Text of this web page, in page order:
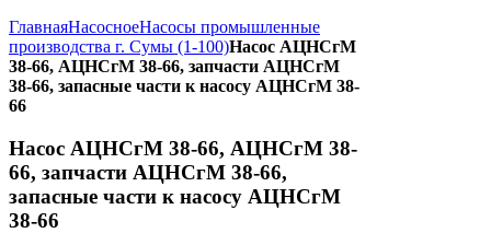
ГлавнаяНасосноеНасосы промышленные
производства г. Сумы (1-100)Насос АЦНСгМ
38-66, АЦНСгМ 38-66, запчасти АЦНСгМ
38-66, запасные части к насосу АЦНСгМ 38-
66
Насос АЦНСгМ 38-66, АЦНСгМ 38-
66, запчасти АЦНСгМ 38-66,
запасные части к насосу АЦНСгМ
38-66